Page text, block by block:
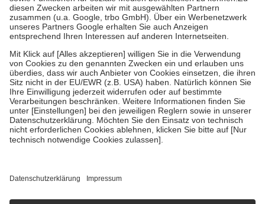
Zuzahlung zehn Prozent der Kosten sowie zehn Euro je
Verordnung.
Um das Engagement der Versicherten für ihre eigene Gesundheit zu
stärken und die besondere Stellung der Familie zu unterstützen,
fallenkeine Zuzahlungenan bei:
• Kindern und Jugendlichen bis zum vollendeten 18. Lebensjahr
mit Ausnahme der Fahrkosten
• Untersuchungen zur Vorsorge und Früherkennung, die von der
GKV getragen werden
• empfohlenen Schutzimpfungen
• Harn- und Blutteststreifen
getroffen, um sicherzustellen, dass es sich um echte Bewertungen
https://help.etrusted.com/hc/de/articles/4419944605341